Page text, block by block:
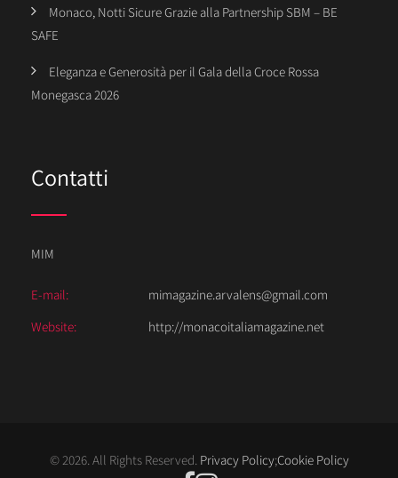
Monaco, Notti Sicure Grazie alla Partnership SBM – BE
SAFE
Eleganza e Generosità per il Gala della Croce Rossa
Monegasca 2026
Contatti
MIM
E-mail:
mimagazine.arvalens@gmail.com
Website:
http://monacoitaliamagazine.net
© 2026. All Rights Reserved. Privacy Policy;Cookie Policy